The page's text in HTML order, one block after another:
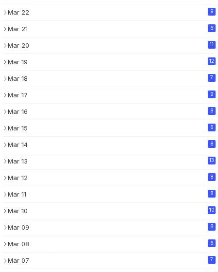
Mar 22 9
Mar 21 6
Mar 20 11
Mar 19 12
Mar 18 7
Mar 17 9
Mar 16 8
Mar 15 6
Mar 14 8
Mar 13 13
Mar 12 8
Mar 11 8
Mar 10 10
Mar 09 8
Mar 08 6
Mar 07 7